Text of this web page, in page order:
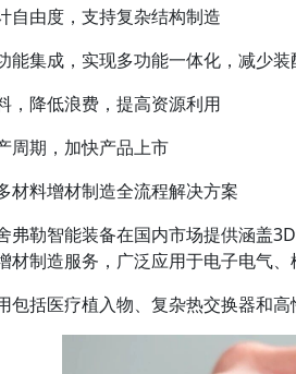
自由度，支持复杂结构制造
能集成，实现多功能一体化，减少装
，降低浪费，提高资源利用
周期，加快产品上市
材料增材制造全流程解决方案
弗勒智能装备在国内市场提供涵盖
材制造服务，广泛应用于电子电气
包括医疗植入物、复杂热交换器和